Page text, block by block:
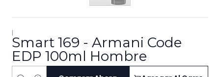
|
Smart 169 - Armani Code
EDP 100ml Hombre